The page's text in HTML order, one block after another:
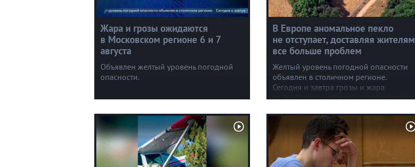
Жара и грозы ожидаются
в Московском регионе 6 и 7
августа
Объявлен желтый уровень погодной
опасности.
В Европе аномальное пекло
не отступает, доставляя жителям
все больше проблем
Желтый уровень погодной опасности
объявлен в столичном регионе.
Сегодня и завтра грозы и жара
за 30. Только к выходным температура
В Германии, где уже больше месяца
+40, рекордно обмелел Рейн.